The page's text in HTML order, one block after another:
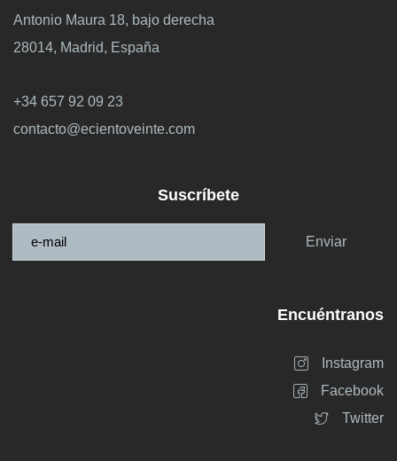
Antonio Maura 18, bajo derecha
28014, Madrid, España
+34 657 92 09 23
contacto@ecientoveinte.com
Suscríbete
Enviar
Encuéntranos
Instagram
Facebook
Twitter